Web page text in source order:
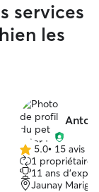
services
les
5.0 étoile(s)
sur
5
5.0• 15 avis
1 propriétaire
11 ans
Jaunay